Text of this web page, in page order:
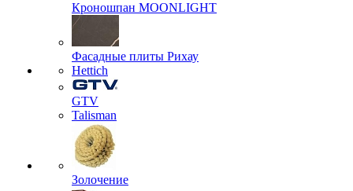
Кроношпан MOONLIGHT
Фасадные плиты Рихау
Hettich
GTV
Talisman
Золочение